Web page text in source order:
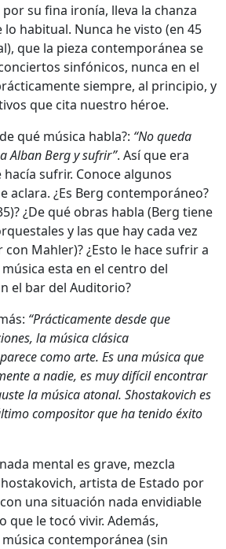
su fina ironía, lleva la chanza
lo habitual. Nunca he visto (en 45
que la pieza contemporánea se
sinfónicos, nunca en el
siempre, al principio, y
que cita nuestro héroe.
qué música habla?: “No queda
Alban Berg y sufrir”. Así que era
sufrir. Conoce algunos
aclara. ¿Es Berg contemporáneo?
¿De qué obras habla (Berg tiene
y las que hay cada vez
Mahler)? ¿Esto le hace sufrir a
esta en el centro del
el bar del Auditorio?
“Prácticamente desde que
la música clásica
como arte. Es una música que
a nadie, es muy difícil encontrar
la música atonal. Shostakovich es
compositor que ha tenido éxito
mental es grave, mezcla
artista de Estado por
una situación nada envidiable
que le tocó vivir. Además,
contemporánea (sin